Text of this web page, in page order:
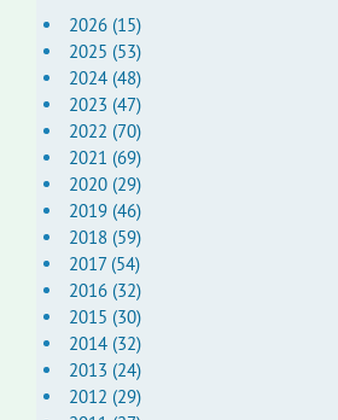
2026 (15)
2025 (53)
2024 (48)
2023 (47)
2022 (70)
2021 (69)
2020 (29)
2019 (46)
2018 (59)
2017 (54)
2016 (32)
2015 (30)
2014 (32)
2013 (24)
2012 (29)